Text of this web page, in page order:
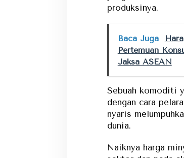
produksinya.
Baca Juga
Pertemuan
Jaksa ASEAN
Sebuah komoditi
dengan cara
nyaris
dunia.
Naiknya harga